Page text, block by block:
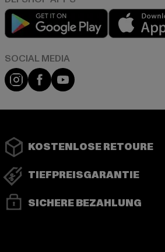
Play market
Instagram
FacebookYouTube
KOSTENLOSE RETOURE
TIEFPREISGARANTIE
SICHERE BEZAHLUNG